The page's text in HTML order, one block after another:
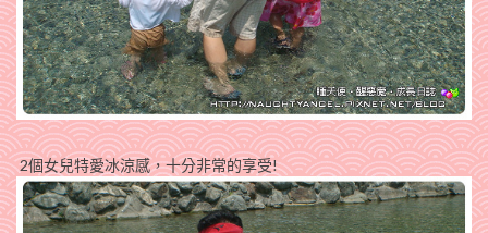
2個女兒特愛冰涼感，十分非常的享受!